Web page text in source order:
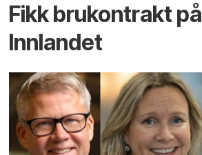
Fikk brukontrakt på
Innlandet